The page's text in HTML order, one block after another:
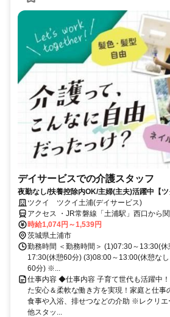
デイサービスでの介護スタッフ
夜勤なし/扶養控除内OK/主婦(主夫)活躍中【
スタッフ求人】
ツクイ ツクイ土浦(デイサービス)
アクセス ・JR常磐線「土浦駅」西口から
車、「市民会館前」/「木田余三ツ又」下車
時給1,074円～1,539円
茨城県土浦市
勤務時間 ＜勤務時間＞ (1)07:30～13:30(
17:30(休憩60分) (3)08:00～13:00(休憩な
60分) ※...
仕事内容 ◆仕事内容 子育て世代も活躍中
た安心＆柔軟な働き方を実現！家庭と仕
食事や入浴、排せつなどの介助 ※レクリ
他スタッ...